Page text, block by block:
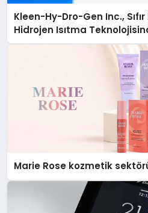
Kleen-Hy-Dro-Gen Inc.,
Hidrojen Isıtma
Düzenleyici Onaylarını Aldı
Marie Rose kozmetik